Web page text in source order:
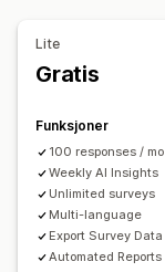
Analyse-
Tilpassede
NPS (Net Promoter
Etter kjøp
Administrasjon av
SMS E-
Kundesegmenter
Lite
Gratis
Funksjoner
100 responses / mo
Weekly AI Insights
Unlimited surveys
Multi-language
Export Survey Data
Automated Reports